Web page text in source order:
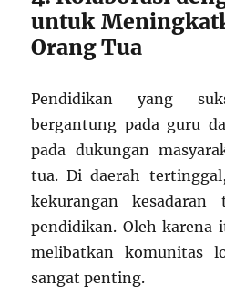
untuk
Orang Tua
Pendidikan yang
bergantung pada guru
pada dukungan
tua. Di daerah
kekurangan kesadaran
pendidikan. Oleh karena
melibatkan komunitas
sangat penting.